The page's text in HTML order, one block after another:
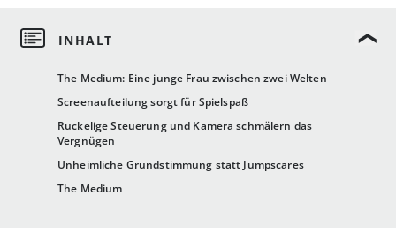
The Medium: Eine junge Frau zwischen zwei Welten
Screenaufteilung sorgt für Spielspaß
Ruckelige Steuerung und Kamera schmälern das
Vergnügen
Unheimliche Grundstimmung statt Jumpscares
The Medium